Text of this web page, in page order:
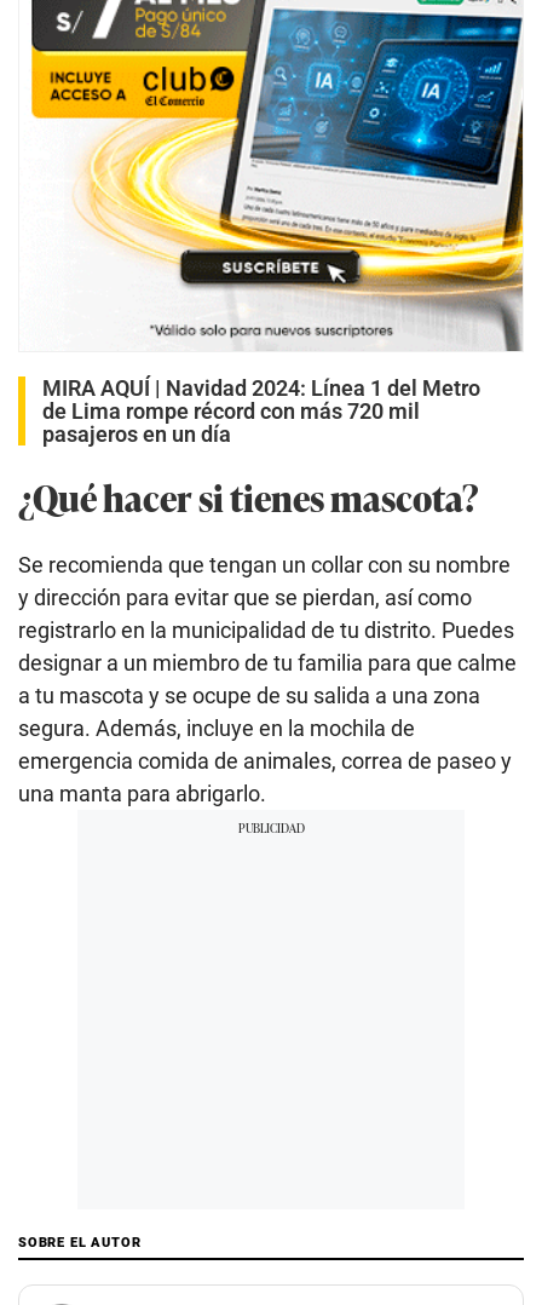
MIRA AQUÍ | Navidad 2024: Línea 1 del Metro
de Lima rompe récord con más 720 mil
pasajeros en un día
¿Qué hacer si tienes mascota?
Se recomienda que tengan un collar con su nombre
y dirección para evitar que se pierdan, así como
registrarlo en la municipalidad de tu distrito. Puedes
designar a un miembro de tu familia para que calme
a tu mascota y se ocupe de su salida a una zona
segura. Además, incluye en la mochila de
emergencia comida de animales, correa de paseo y
una manta para abrigarlo.
SOBRE EL AUTOR